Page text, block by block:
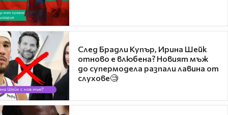
След Брадли Купър, Ирина Шейк
отново е влюбена? Новият мъж
до супермодела разпали лавина от
слухове🧐